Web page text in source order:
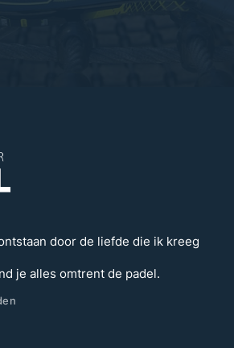
door de liefde die ik kreeg
je alles omtrent de padel.